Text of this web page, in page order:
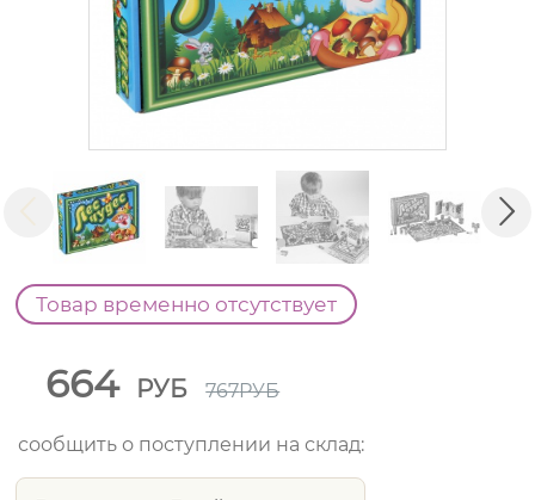
Товар временно отсутствует
664 РУБ 767РУБ
сообщить о поступлении на склад: